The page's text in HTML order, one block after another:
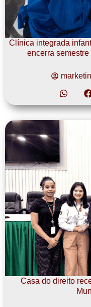
Clínica integrada
encerra
Casa do direito